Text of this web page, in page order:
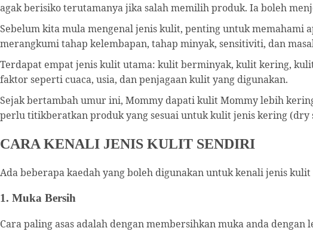
agak berisiko terutamanya jika salah memilih produk. Ia boleh
Sebelum kita mula mengenal jenis kulit, penting untuk
merangkumi tahap kelembapan, tahap minyak, sensitiviti, dan
Terdapat empat jenis kulit utama: kulit berminyak, kulit kering,
faktor seperti cuaca, usia, dan penjagaan kulit yang digunakan.
Sejak bertambah umur ini, Mommy dapati kulit Mommy lebih
perlu titikberatkan produk yang sesuai untuk kulit jenis kering (dry
CARA KENALI JENIS KULIT SENDIRI
Ada beberapa kaedah yang boleh digunakan untuk kenali jenis
1. Muka Bersih
Cara paling asas adalah dengan membersihkan muka anda